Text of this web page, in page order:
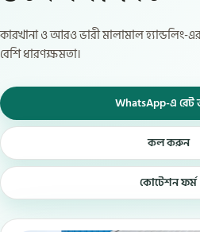
কারখানা ও আরও ভারী মালামাল হ্যান্ডলিং-
বেশি ধারণক্ষমতা।
WhatsApp-এ রেট
কল করুন
কোটেশন ফর্ম